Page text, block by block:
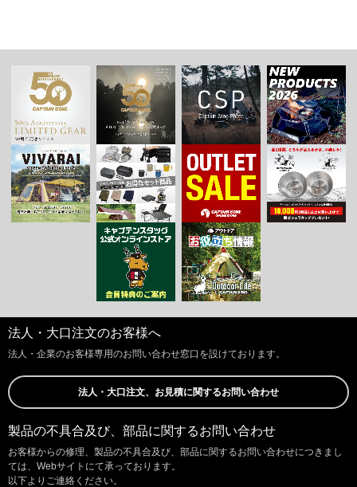
法人・大口注文のお客様へ
法人・企業のお客様専用のお問い合わせ窓口を設けております。
法人・大口注文、お見積に関するお問い合わせ
製品の不具合及び、部品に関するお問い合わせ
お客様からの修理、製品の不具合及び、部品に関するお問い合わせにつきまし
ては、Webサイトにて承っております。
以下よりご連絡ください。